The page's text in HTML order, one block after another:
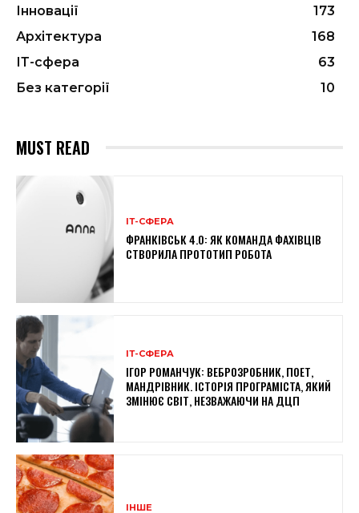
Інновації
173
Архітектура
168
ІТ-сфера
63
Без категорії
10
MUST READ
ІТ-СФЕРА
ФРАНКІВСЬК 4.0: ЯК КОМАНДА ФАХІВЦІВ
СТВОРИЛА ПРОТОТИП РОБОТА
ІТ-СФЕРА
ІГОР РОМАНЧУК: ВЕБРОЗРОБНИК, ПОЕТ,
МАНДРІВНИК. ІСТОРІЯ ПРОГРАМІСТА, ЯКИЙ
ЗМІНЮЄ СВІТ, НЕЗВАЖАЮЧИ НА ДЦП
ІНШЕ